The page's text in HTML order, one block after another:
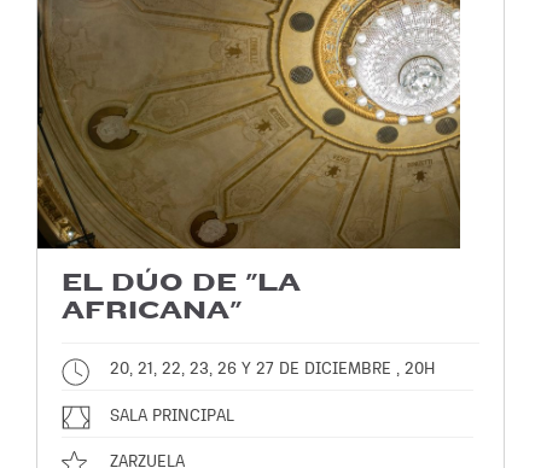
EL DÚO DE "LA
AFRICANA"
20, 21, 22, 23, 26 Y 27 DE DICIEMBRE , 20H
SALA PRINCIPAL
ZARZUELA